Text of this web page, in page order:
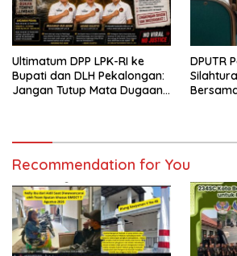
Ultimatum DPP LPK-RI ke
Bupati dan DLH Pekalongan:
Jangan Tutup Mata Dugaan
DPUTR
Recommendation for You